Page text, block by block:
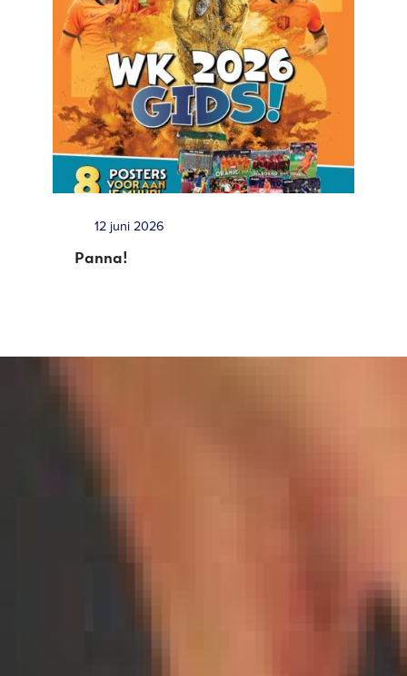
12 juni 2026
Panna!